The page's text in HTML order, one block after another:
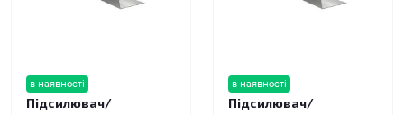
в наявності
Підсилювач/
в наявності
Підсилювач/